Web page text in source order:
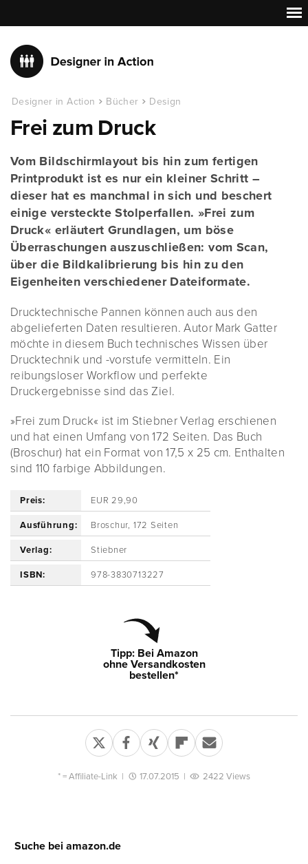
Designer in Action Bücher Design
Frei zum Druck
Vom Bildschirmlayout bis hin zum fertigen
Printprodukt ist es nur ein kleiner Schritt –
dieser hat es manchmal in sich und beschert
einige versteckte Stolperfallen. »Frei zum
Druck« erläutert Grundlagen, um böse
Überraschungen auszuschließen: vom Scan,
über die Bildkalibrierung bis hin zu den
Eigenheiten verschiedener Dateiformate.
Drucktechnische Pannen können auch aus den
abgelieferten Daten resultieren. Autor Mark Gatter
möchte in diesem Buch technisches Wissen über
Drucktechnik und -vorstufe vermitteln. Ein
reibungsloser Workflow und perfekte
Druckergebnisse sind das Ziel.
»Frei zum Druck« ist im Stiebner Verlag erschienen
und hat einen Umfang von 172 Seiten. Das Buch
(Broschur) hat ein Format von 17,5 x 25 cm. Enthalten
sind 110 farbige Abbildungen.
Preis: EUR 29,90
Ausführung: Broschur, 172 Seiten
Verlag: Stiebner
ISBN: 978-3830713227
Tipp: Bei Amazon
ohne Versandkosten
bestellen*
* =Affiliate-Link | 17.07.2015 | 2422 Views
Suche bei amazon.de